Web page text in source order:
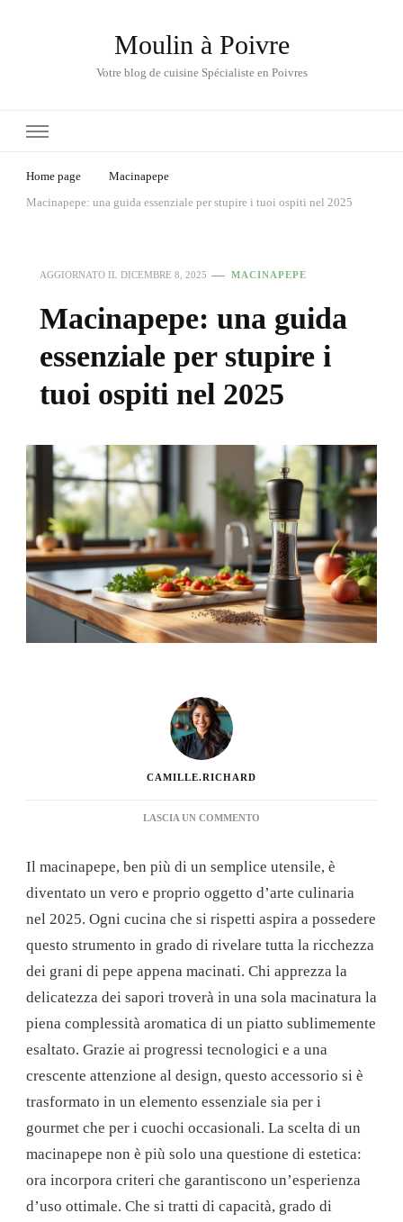
Moulin à Poivre
Votre blog de cuisine Spécialiste en Poivres
Home page
Macinapepe
Macinapepe: una guida essenziale per stupire i tuoi ospiti nel 2025
AGGIORNATO IL DICEMBRE 8, 2025 MACINAPEPE
Macinapepe: una guida
essenziale per stupire i
tuoi ospiti nel 2025
CAMILLE.RICHARD
LASCIA UN COMMENTO
GUIDA
ESSENZIALE
STUPIRE
TUOI
OSPITI
2025
Il macinapepe, ben più di un semplice utensile, è
diventato un vero e proprio oggetto d’arte culinaria
nel 2025. Ogni cucina che si rispetti aspira a possedere
questo strumento in grado di rivelare tutta la ricchezza
dei grani di pepe appena macinati. Chi apprezza la
delicatezza dei sapori troverà in una sola macinatura la
piena complessità aromatica di un piatto sublimemente
esaltato. Grazie ai progressi tecnologici e a una
crescente attenzione al design, questo accessorio si è
trasformato in un elemento essenziale sia per i
gourmet che per i cuochi occasionali. La scelta di un
macinapepe non è più solo una questione di estetica:
ora incorpora criteri che garantiscono un’esperienza
d’uso ottimale. Che si tratti di capacità, grado di